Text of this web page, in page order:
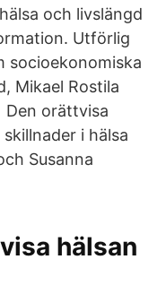
och livslängd
Utförlig
socioekonomiska
Mikael Rostila
Den orättvisa
i hälsa
Susanna
hälsan